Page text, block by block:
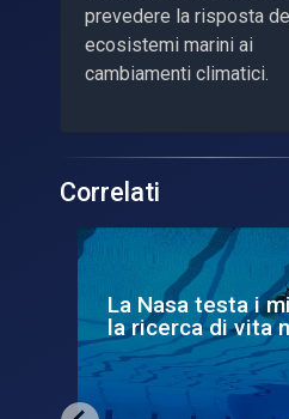
prevedere la risposta
ecosistemi marini ai
cambiamenti climatici.
Correlati
La Nasa testa i
la ricerca di vita